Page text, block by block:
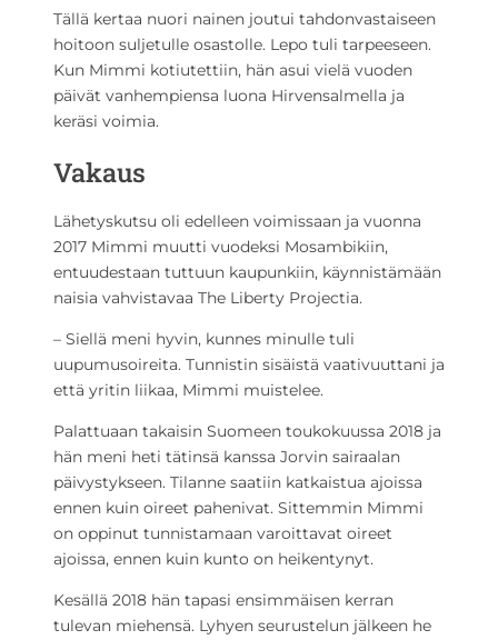
Tällä kertaa nuori nainen joutui tahdonvastaiseen
hoitoon suljetulle osastolle. Lepo tuli tarpeeseen.
Kun Mimmi kotiutettiin, hän asui vielä vuoden
päivät vanhempiensa luona Hirvensalmella ja
keräsi voimia.
Vakaus
Lähetyskutsu oli edelleen voimissaan ja vuonna
2017 Mimmi muutti vuodeksi Mosambikiin,
entuudestaan tuttuun kaupunkiin, käynnistämään
naisia vahvistavaa The Liberty Projectia.
– Siellä meni hyvin, kunnes minulle tuli
uupumusoireita. Tunnistin sisäistä vaativuuttani ja
että yritin liikaa, Mimmi muistelee.
Palattuaan takaisin Suomeen toukokuussa 2018 ja
hän meni heti tätinsä kanssa Jorvin sairaalan
päivystykseen. Tilanne saatiin katkaistua ajoissa
ennen kuin oireet pahenivat. Sittemmin Mimmi
on oppinut tunnistamaan varoittavat oireet
ajoissa, ennen kuin kunto on heikentynyt.
Kesällä 2018 hän tapasi ensimmäisen kerran
tulevan miehensä. Lyhyen seurustelun jälkeen he